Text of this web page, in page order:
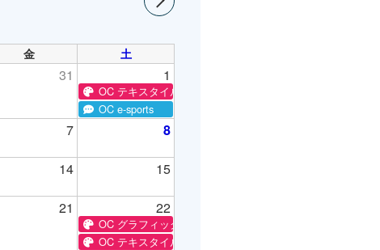
金 土
31 1
OC テキスタイル
OC e-sports
7 8
14 15
21 22
OC グラフィック
OC テキスタイル